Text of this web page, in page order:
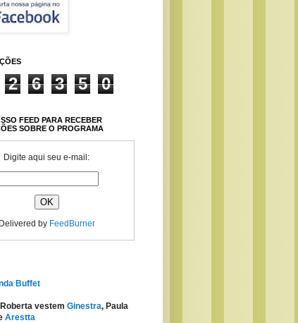
2 6 3 5 0
FEED PARA RECEBER
SOBRE O PROGRAMA
Digite aqui seu e-mail:
Delivered by FeedBurner
Buffet
vestem Ginestra, Paula
Arestta